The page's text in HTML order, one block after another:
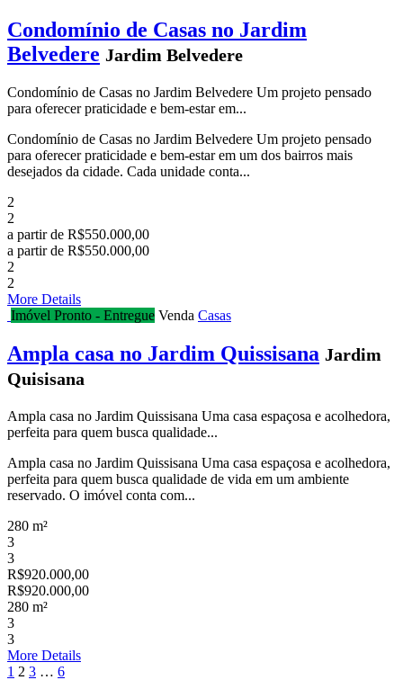
Condomínio de Casas no Jardim
Belvedere Jardim Belvedere
Condomínio de Casas no Jardim Belvedere Um projeto pensado
para oferecer praticidade e bem-estar em...
Condomínio de Casas no Jardim Belvedere Um projeto pensado
para oferecer praticidade e bem-estar em um dos bairros mais
desejados da cidade. Cada unidade conta...
2
2
a partir de R$550.000,00
a partir de R$550.000,00
2
2
More Details
Imóvel Pronto - Entregue Venda Casas
Ampla casa no Jardim Quissisana Jardim
Quisisana
Ampla casa no Jardim Quissisana Uma casa espaçosa e acolhedora,
perfeita para quem busca qualidade...
Ampla casa no Jardim Quissisana Uma casa espaçosa e acolhedora,
perfeita para quem busca qualidade de vida em um ambiente
reservado. O imóvel conta com...
280 m²
3
3
R$920.000,00
R$920.000,00
280 m²
3
3
More Details
1 2 3 … 6